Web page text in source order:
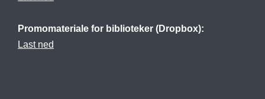
Promomateriale for biblioteker (Dropbox):
Last ned